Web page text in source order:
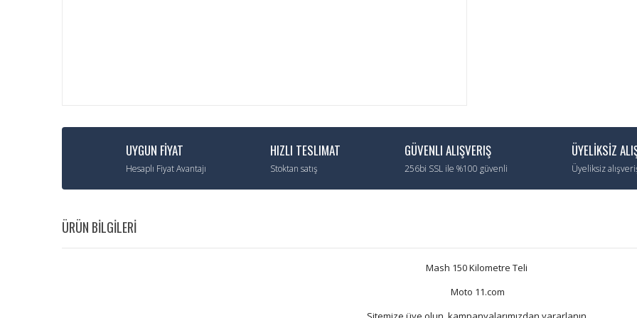
UYGUN FİYAT
Hesaplı Fiyat Avantajı
HIZLI TESLIMAT
Stoktan satış
GÜVENLI ALIŞVERIŞ
256bi SSL ile %100 güvenli
ÜYELİKSİZ
Üyeliksiz
ÜRÜN BİLGİLERİ
Mash 150 Kilometre Teli
Moto 11.com